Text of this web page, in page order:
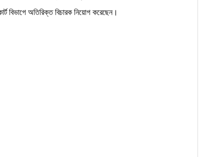
বিভাগে অতিরিক্ত বিচারক নিয়োগ করেছেন।